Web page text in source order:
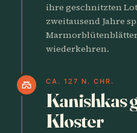
ihre geschnitzten
zweitausend Jahre
wiederkehren.
castle CA. 127 N. CHR.
Kanishkas
Kloster